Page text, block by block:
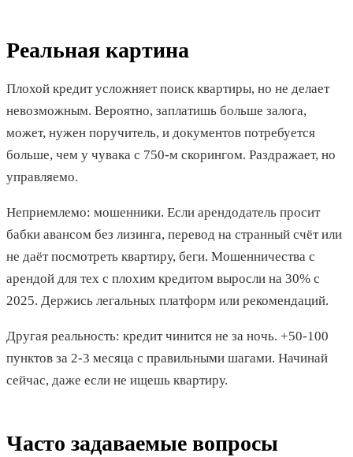
Реальная картина
Плохой кредит усложняет поиск квартиры, но не делает
невозможным. Вероятно, заплатишь больше залога,
может, нужен поручитель, и документов потребуется
больше, чем у чувака с 750-м скорингом. Раздражает, но
управляемо.
Неприемлемо: мошенники. Если арендодатель просит
бабки авансом без лизинга, перевод на странный счёт или
не даёт посмотреть квартиру, беги. Мошенничества с
арендой для тех с плохим кредитом выросли на 30% с
2025. Держись легальных платформ или рекомендаций.
Другая реальность: кредит чинится не за ночь. +50-100
пунктов за 2-3 месяца с правильными шагами. Начинай
сейчас, даже если не ищешь квартиру.
Часто задаваемые вопросы